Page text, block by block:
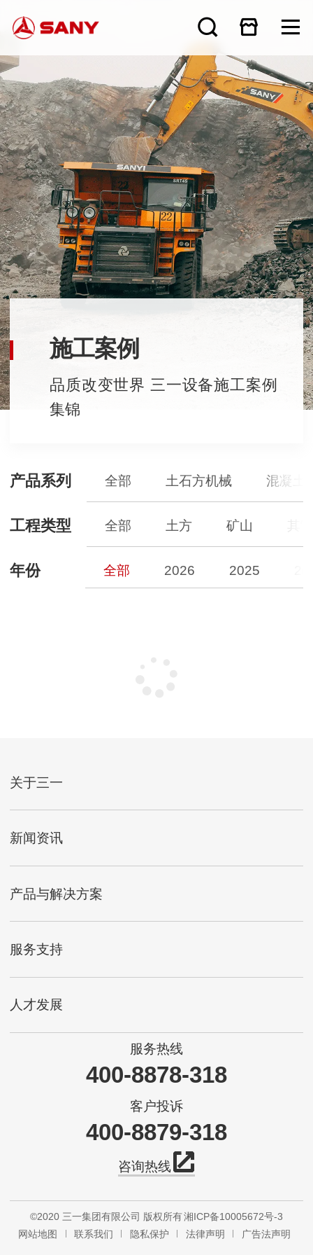
施工案例
品质改变世界 三一设备施工案例
集锦
产品系列 全部 土石方机械 混凝土
工程类型 全部 土方 矿山 其
年份 全部 2026 2025
关于三一
新闻资讯
产品与解决方案
服务支持
人才发展
服务热线
400-8878-318
客户投诉
400-8879-318
咨询热线
©2020 三一集团有限公司 版权所有湘ICP备10005672号-3
网站地图
联系我们 隐私保护 法律声明 广告法声明